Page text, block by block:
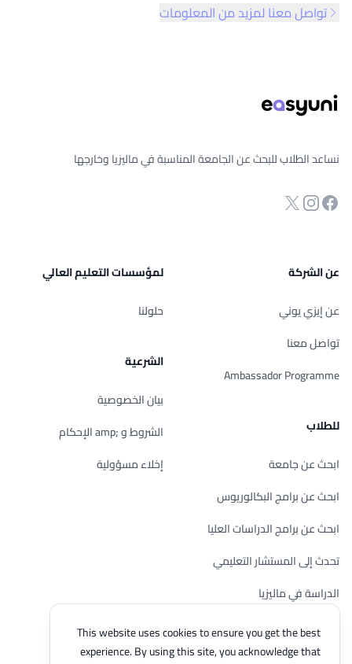
تواصل معنا لمزيد من المعلومات
This website uses cookies to ensure you get the best
experience. By using this site, you acknowledge that
نساعد الطلاب للبحث عن الجامعة المناسبة في ماليزيا وخارجها
صفحة الفيسبوك
انستجرام
Twitter
عن الشركة
عن إيزي يوني
تواصل معنا
Ambassador Programme
للطلاب
ابحث عن جامعة
ابحث عن برامج البكالوريوس
ابحث عن برامج الدراسات العليا
تحدث إلى المستشار التعليمي
الدراسة في ماليزيا
تحقق من أهليتك
لمؤسسات التعليم العالي
حلولنا
الشرعية
بيان الخصوصية
الشروط و ;amp الإحكام
إخلاء مسؤولية